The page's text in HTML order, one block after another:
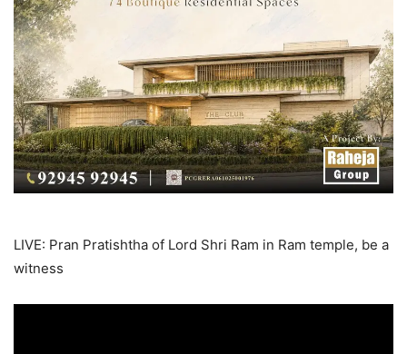
LIVE: Pran Pratishtha of Lord Shri Ram in Ram temple, be a
witness